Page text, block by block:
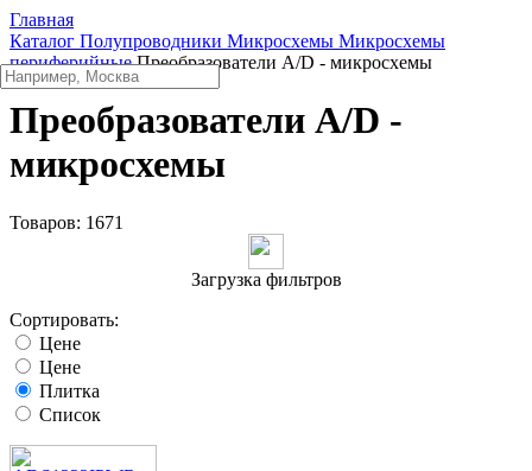
Главная
Каталог Полупроводники Микросхемы Микросхемы
периферийные Преобразователи A/D - микросхемы
Преобразователи A/D -
микросхемы
Товаров: 1671
Загрузка фильтров
Сортировать:
Цене
Цене
Плитка
Список